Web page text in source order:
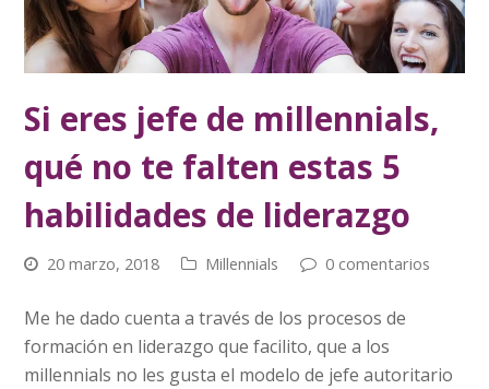
Si eres jefe de millennials,
qué no te falten estas 5
habilidades de liderazgo
20 marzo, 2018 Millennials 0 comentarios
Me he dado cuenta a través de los procesos de
formación en liderazgo que facilito, que a los
millennials no les gusta el modelo de jefe autoritario